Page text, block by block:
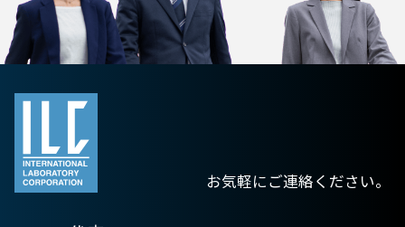
お気軽にご連絡ください。